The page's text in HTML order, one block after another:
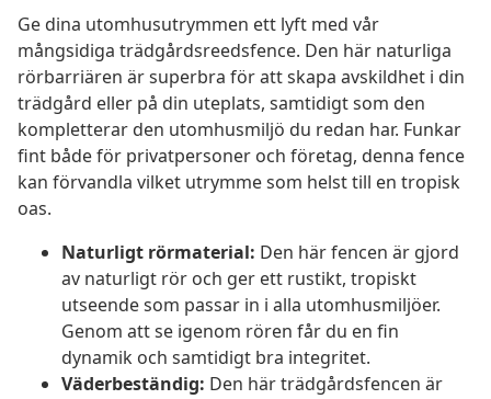
Ge dina utomhusutrymmen ett lyft med vår
mångsidiga trädgårdsreedsfence. Den här naturliga
rörbarriären är superbra för att skapa avskildhet i din
trädgård eller på din uteplats, samtidigt som den
kompletterar den utomhusmiljö du redan har. Funkar
fint både för privatpersoner och företag, denna fence
kan förvandla vilket utrymme som helst till en tropisk
oas.
Naturligt rörmaterial: Den här fencen är gjord
av naturligt rör och ger ett rustikt, tropiskt
utseende som passar in i alla utomhusmiljöer.
Genom att se igenom rören får du en fin
dynamik och samtidigt bra integritet.
Väderbeständig: Den här trädgårdsfencen är